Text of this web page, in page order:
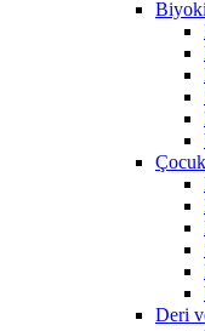
Çocuk
Deri